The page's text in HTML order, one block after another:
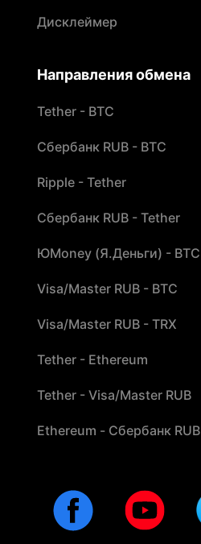
Дисклеймер
Направления обмена
Tether - BTC
Сбербанк RUB - BTC
Ripple - Tether
Сбербанк RUB - Tether
ЮMoney (Я.Деньги) - BTC
Visa/Master RUB - BTC
Visa/Master RUB - TRX
Tether - Ethereum
Tether - Visa/Master RUB
Ethereum - Сбербанк RUB